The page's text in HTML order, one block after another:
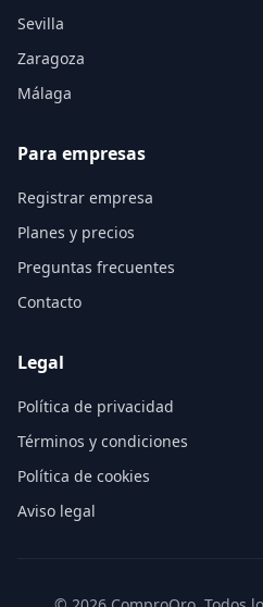
Sevilla
Zaragoza
Málaga
Para empresas
Registrar empresa
Planes y precios
Preguntas frecuentes
Contacto
Legal
Política de privacidad
Términos y condiciones
Política de cookies
Aviso legal